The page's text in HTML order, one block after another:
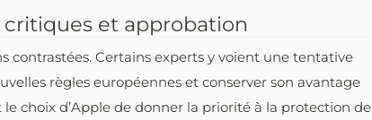
et approbation
contrastées. Certains experts y voient une tentative
règles européennes et conserver son avantage
choix d’Apple de donner la priorité à la protection de